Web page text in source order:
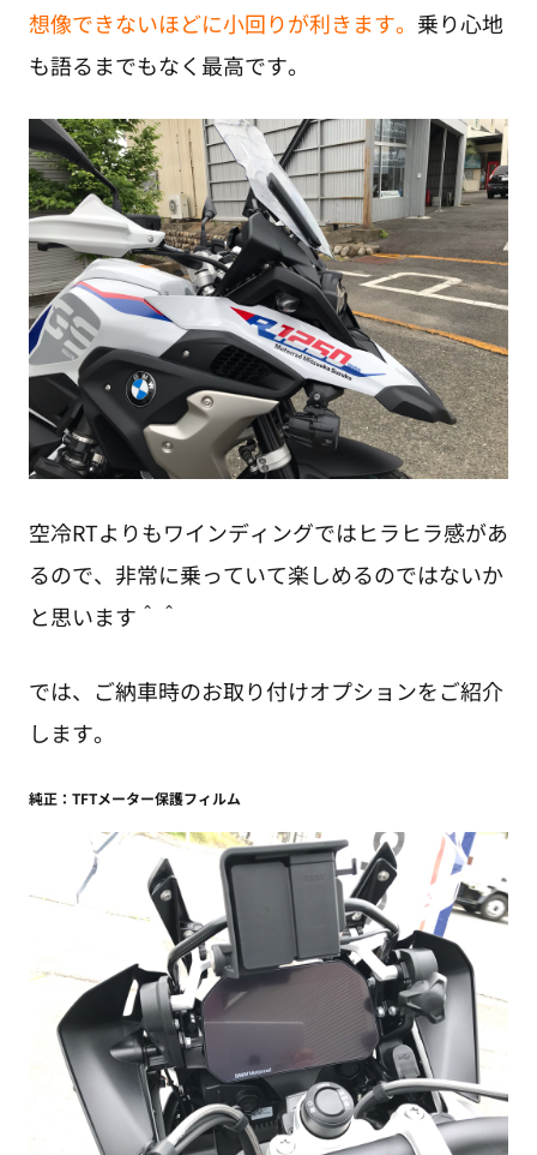
想像できないほどに小回りが利きます。 乗り心地
も語るまでもなく最高です。
空冷RTよりもワインディングではヒラヒラ感があ
るので、非常に乗っていて楽しめるのではないか
と思います＾＾
では、ご納車時のお取り付けオプションをご紹介
します。
純正：TFTメーター保護フィルム